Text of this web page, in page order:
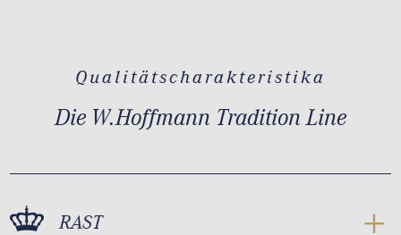
Qualitätscharakteristika
Die W.Hoffmann Tradition Line
RAST